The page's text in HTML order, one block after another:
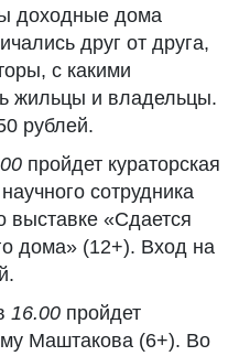
доходные дома
друг от друга,
с какими
жильцы и владельцы.
рублей.
пройдет кураторская
сотрудника
выставке «Сдается
дома» (12+). Вход на
16.00 пройдет
Маштакова (6+). Во